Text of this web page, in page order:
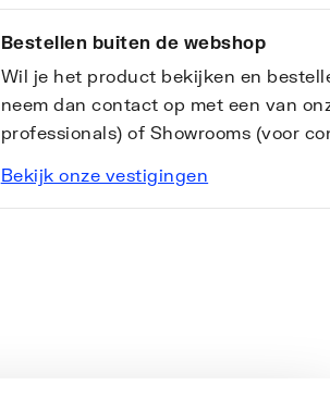
Bestellen buiten de webshop
Wil je het product bekijken en
neem dan contact op met een van
professionals) of Showrooms (voor
Bekijk onze vestigingen